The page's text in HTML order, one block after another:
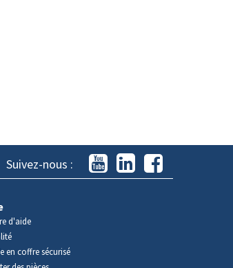
Suivez-nous :
d'aide
en coffre sécurisé